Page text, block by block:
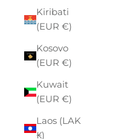
Kiribati
(EUR €)
Kosovo
(EUR €)
Kuwait
(EUR €)
Laos (LAK
₭)